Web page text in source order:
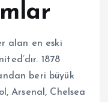
alan en eski
1878
beri büyük
Arsenal, Chelsea